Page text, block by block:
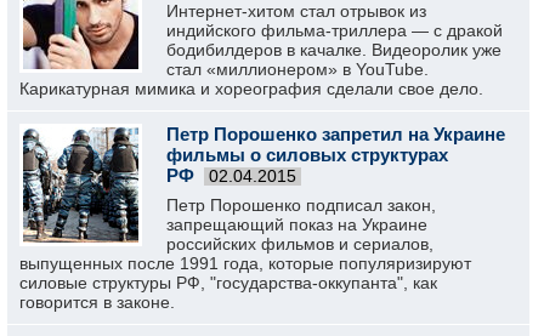
Интернет-хитом стал отрывок из
индийского фильма-триллера — с дракой
бодибилдеров в качалке. Видеоролик уже
стал «миллионером» в YouTube.
Карикатурная мимика и хореография сделали свое дело.
Петр Порошенко запретил на Украине
фильмы о силовых структурах
РФ
02.04.2015
Петр Порошенко подписал закон,
запрещающий показ на Украине
российских фильмов и сериалов,
выпущенных после 1991 года, которые популяризируют
силовые структуры РФ, "государства-оккупанта", как
говорится в законе.